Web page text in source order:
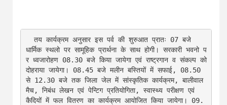
धार्मिक स्थलो पर सामूहिक प्रार्थना के साथ होगी। सरकारी भवनो प
र ध्वजारोहण 08.30 बजे किया जायेगा एवं राष्ट्रगान व संकल्प को
दोहराया जायेगा। 08.45 बजे मलीन बस्तियों में सफाई, 08.50
से 12.30 बजे तक जिला जेल में सांस्कृतिक कार्यक्रम, बालीवाल
मैच, निबंध लेखन एवं पेन्टिग प्रतियोगिता, स्वास्थ्य परीक्षण एवं
कैदियों में फल वितरण का कार्यक्रम आयोजित किया जायेगा। 09.